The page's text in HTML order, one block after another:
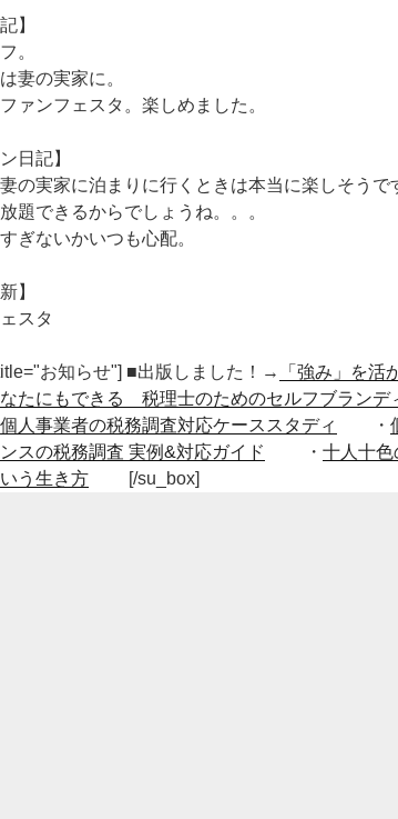
】
。
妻の実家に。
ァンフェスタ。楽しめました。
日記】
の実家に泊まりに行くときは本当に楽しそうで
題できるからでしょうね。。。
ぎないかいつも心配。
】
スタ
お知らせ"] ■出版しました！→
「強み」を活
たにもできる 税理士のためのセルフブランデ
個人事業者の税務調査対応ケーススタディ ・
スの税務調査 実例&対応ガイド
・ 十人十色
う生き方 [/su_box]